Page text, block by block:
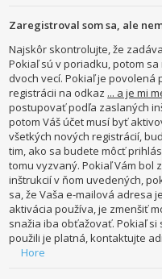
Zaregistroval som sa, ale
Najskôr skontrolujte, že
Pokiaľ sú v poriadku, potom
dvoch vecí. Pokiaľ je povolená
registrácii na odkaz ... a je mi
postupovať podľa zaslaných
potom Váš účet musí byť
všetkých nových registrácií,
tim, ako sa budete môcť
tomu vyzvaný. Pokiaľ Vám bol
inštrukcií v ňom uvedených,
sa, že Vaša e-mailová adresa
aktivácia používa, je zmenšiť
snažia iba obťažovať. Pokiaľ
použili je platná, kontaktujte
Hore